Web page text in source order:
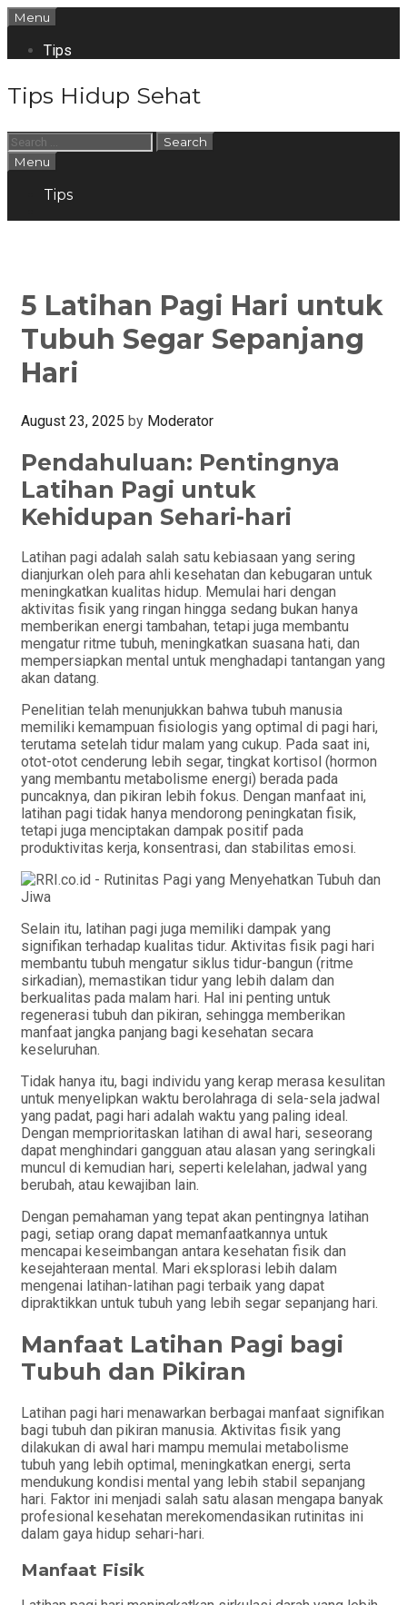
Skip
to
content
Menu
Tips
Tips Hidup Sehat
Search
for:
Search
Menu
Tips
5 Latihan Pagi Hari untuk
Tubuh Segar Sepanjang
Hari
August 23, 2025 by Moderator
Pendahuluan: Pentingnya
Latihan Pagi untuk
Kehidupan Sehari-hari
Latihan pagi adalah salah satu kebiasaan yang sering
dianjurkan oleh para ahli kesehatan dan kebugaran untuk
meningkatkan kualitas hidup. Memulai hari dengan
aktivitas fisik yang ringan hingga sedang bukan hanya
memberikan energi tambahan, tetapi juga membantu
mengatur ritme tubuh, meningkatkan suasana hati, dan
mempersiapkan mental untuk menghadapi tantangan yang
akan datang.
Penelitian telah menunjukkan bahwa tubuh manusia
memiliki kemampuan fisiologis yang optimal di pagi hari,
terutama setelah tidur malam yang cukup. Pada saat ini,
otot-otot cenderung lebih segar, tingkat kortisol (hormon
yang membantu metabolisme energi) berada pada
puncaknya, dan pikiran lebih fokus. Dengan manfaat ini,
latihan pagi tidak hanya mendorong peningkatan fisik,
tetapi juga menciptakan dampak positif pada
produktivitas kerja, konsentrasi, dan stabilitas emosi.
Selain itu, latihan pagi juga memiliki dampak yang
signifikan terhadap kualitas tidur. Aktivitas fisik pagi hari
membantu tubuh mengatur siklus tidur-bangun (ritme
sirkadian), memastikan tidur yang lebih dalam dan
berkualitas pada malam hari. Hal ini penting untuk
regenerasi tubuh dan pikiran, sehingga memberikan
manfaat jangka panjang bagi kesehatan secara
keseluruhan.
Tidak hanya itu, bagi individu yang kerap merasa kesulitan
untuk menyelipkan waktu berolahraga di sela-sela jadwal
yang padat, pagi hari adalah waktu yang paling ideal.
Dengan memprioritaskan latihan di awal hari, seseorang
dapat menghindari gangguan atau alasan yang seringkali
muncul di kemudian hari, seperti kelelahan, jadwal yang
berubah, atau kewajiban lain.
Dengan pemahaman yang tepat akan pentingnya latihan
pagi, setiap orang dapat memanfaatkannya untuk
mencapai keseimbangan antara kesehatan fisik dan
kesejahteraan mental. Mari eksplorasi lebih dalam
mengenai latihan-latihan pagi terbaik yang dapat
dipraktikkan untuk tubuh yang lebih segar sepanjang hari.
Manfaat Latihan Pagi bagi
Tubuh dan Pikiran
Latihan pagi hari menawarkan berbagai manfaat signifikan
bagi tubuh dan pikiran manusia. Aktivitas fisik yang
dilakukan di awal hari mampu memulai metabolisme
tubuh yang lebih optimal, meningkatkan energi, serta
mendukung kondisi mental yang lebih stabil sepanjang
hari. Faktor ini menjadi salah satu alasan mengapa banyak
profesional kesehatan merekomendasikan rutinitas ini
dalam gaya hidup sehari-hari.
Manfaat Fisik